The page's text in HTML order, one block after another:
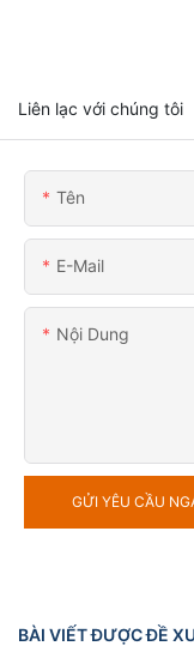
Liên lạc với chúng tôi
Tên
E-Mail
Nội Dung
GỬI YÊU CẦU
BÀI VIẾT ĐƯỢC ĐỀ